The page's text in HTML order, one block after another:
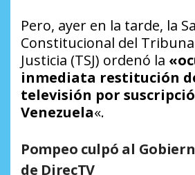
Pero, ayer en la tarde, la
Constitucional del
Justicia (TSJ) ordenó la
inmediata restitución
televisión por
Venezuela«.
Pompeo culpó al
de DirecTV